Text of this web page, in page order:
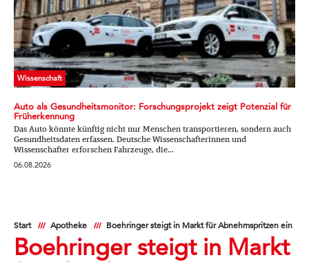
Wissenschaft
Auto als Gesundheitsmonitor: Forschungsprojekt zeigt Potenzial für
Früherkennung
Das Auto könnte künftig nicht nur Menschen transportieren, sondern auch
Gesundheitsdaten erfassen. Deutsche Wissenschafterinnen und
Wissenschafter erforschen Fahrzeuge, die...
06.08.2026